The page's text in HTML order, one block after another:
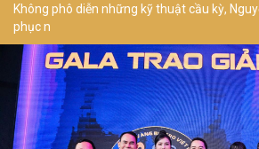
Không phô diễn những kỹ thuật cầu kỳ,
phục n